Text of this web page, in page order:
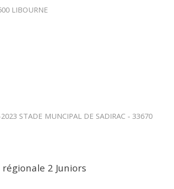
LIBOURNE
STADE MUNCIPAL DE SADIRAC - 33670
2 Juniors